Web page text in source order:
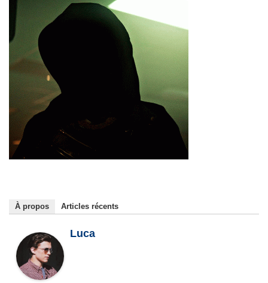
À propos Articles récents
Luca